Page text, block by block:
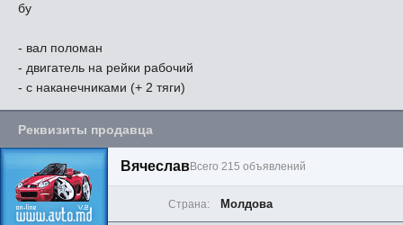
бу
- вал поломан
- двигатель на рейки рабочий
- с наканечниками (+ 2 тяги)
Реквизиты продавца
ВячеславВсего 215 объявлений
Страна: Молдова